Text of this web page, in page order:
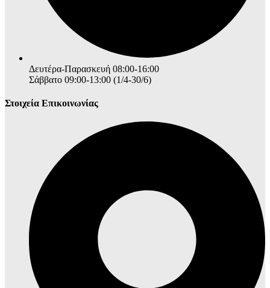
Δευτέρα-Παρασκευή 08:00-16:00
Σάββατο 09:00-13:00 (1/4-30/6)
Στοιχεία Επικοινωνίας